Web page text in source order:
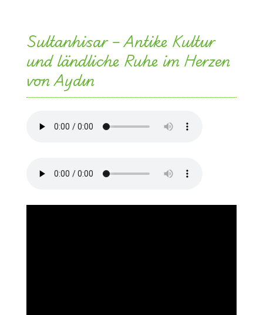
Sultanhisar – Antike Kultur
und ländliche Ruhe im Herzen
von Aydın